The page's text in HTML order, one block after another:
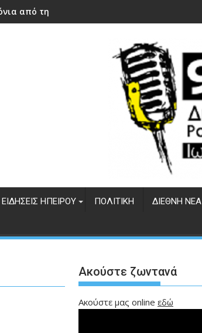
από την ίδρυση του ΔΣΕ
ΕΙΔΉΣΕΙΣ ΗΠΕΊΡΟΥ ΠΟΛΙΤΙΚΉ ΔΙΕΘΝΉ ΝΈΑ
Ακούστε ζωντανά
Ακούστε μας online εδώ